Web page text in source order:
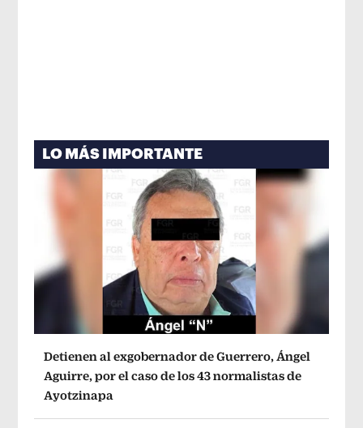
LO MÁS IMPORTANTE
Detienen al exgobernador de Guerrero, Ángel
Aguirre, por el caso de los 43 normalistas de
Ayotzinapa